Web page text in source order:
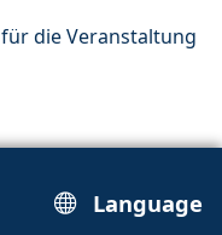
für die Veranstaltung
Language